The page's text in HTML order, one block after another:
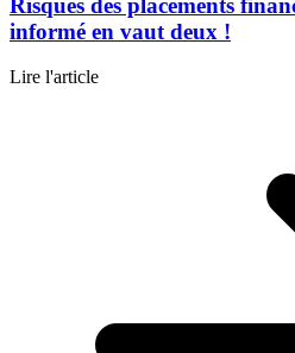
informé en vaut deux !
Lire l'article